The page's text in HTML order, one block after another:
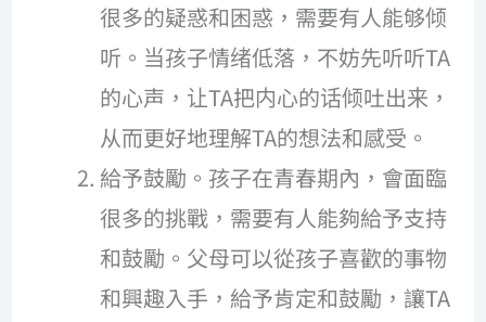
很多的疑惑和困惑，需要有人能够倾
听。当孩子情绪低落，不妨先听听TA
的心声，让TA把内心的话倾吐出来，
从而更好地理解TA的想法和感受。
給予鼓勵。孩子在青春期內，會面臨
很多的挑戰，需要有人能夠給予支持
和鼓勵。父母可以從孩子喜歡的事物
和興趣入手，給予肯定和鼓勵，讓TA